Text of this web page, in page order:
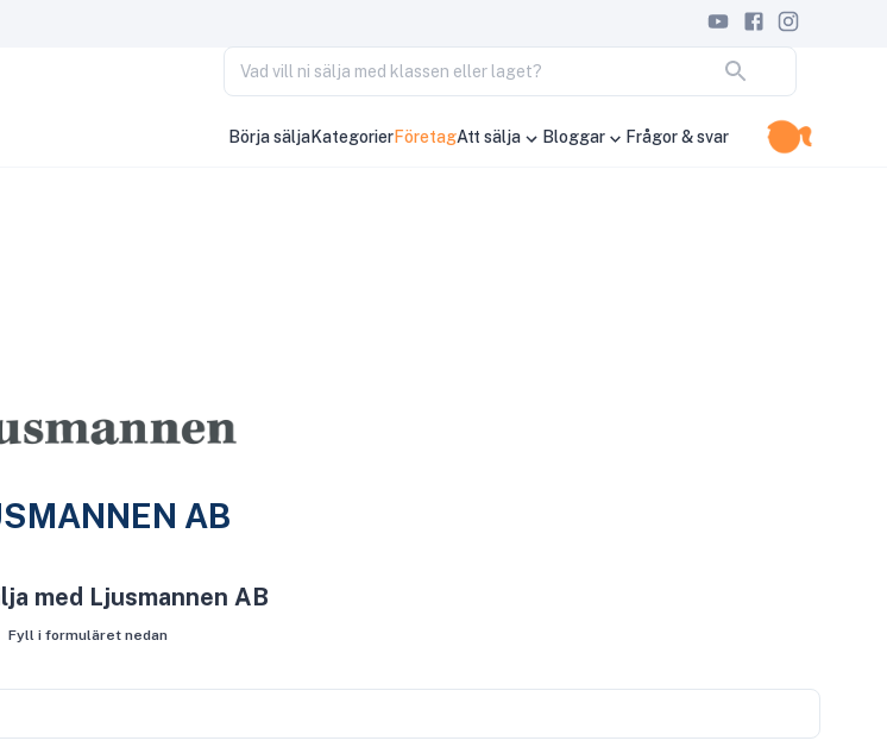
Vad vill ni sälja med klassen eller laget?
Börja säljaKategorierFöretagAtt sälja Bloggar Frågor & svar
AB
med Ljusmannen AB
Fyll i formuläret nedan